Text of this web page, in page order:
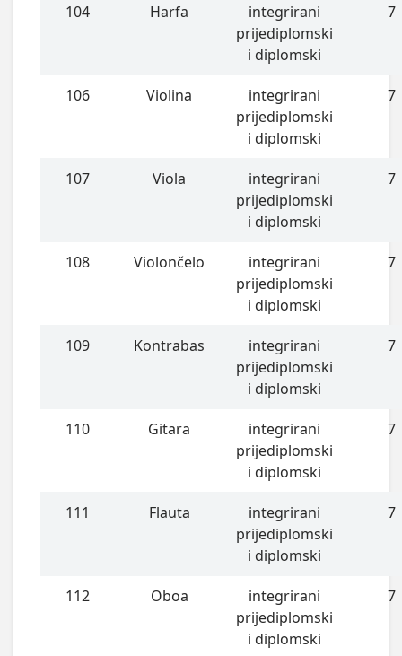
104 Harfa
integrirani
prijediplomski
i diplomski
7
106 Violina
integrirani
prijediplomski
i diplomski
7
107 Viola
integrirani
prijediplomski
i diplomski
7
108 Violončelo
integrirani
prijediplomski
i diplomski
7
109 Kontrabas
integrirani
prijediplomski
i diplomski
7
110 Gitara
integrirani
prijediplomski
i diplomski
7
111 Flauta
integrirani
prijediplomski
i diplomski
7
112 Oboa
integrirani
prijediplomski
i diplomski
7